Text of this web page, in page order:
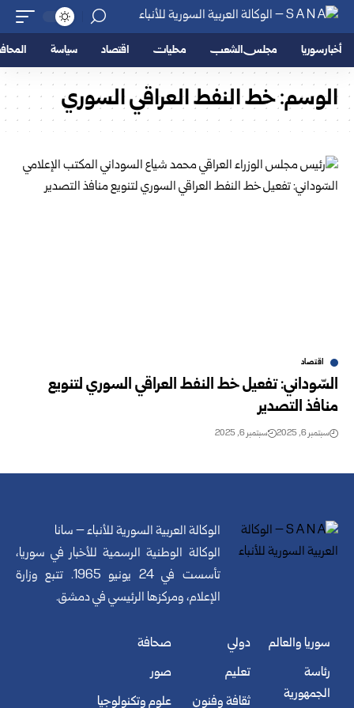
أخبار سوريا مجلس الشعب محليات اقتصاد سياسة
الوسم:خط النفط العراقي السوري
اقتصاد
السّوداني: تفعيل خط النفط العراقي السوري لتنويع
منافذ التصدير
سبتمبر 6, 2025 سبتمبر 6, 2025
الوكالة العربية السورية للأنباء – سانا
الوكالة الوطنية الرسمية للأخبار في سوريا،
تأسست في 24 يونيو 1965. تتبع وزارة
الإعلام، ومركزها الرئيسي في دمشق.
سوريا والعالم
رئاسة
الجمهورية
دولي
تعليم
ثقافة وفنون
صحافة
صور
علوم وتكنولوجيا